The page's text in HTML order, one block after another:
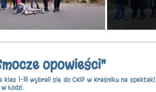
opowieści"
klas I-III wybrali się do CKiP w Kraśniku na
Łodzi.